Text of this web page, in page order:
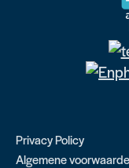
Privacy Policy
Algemene